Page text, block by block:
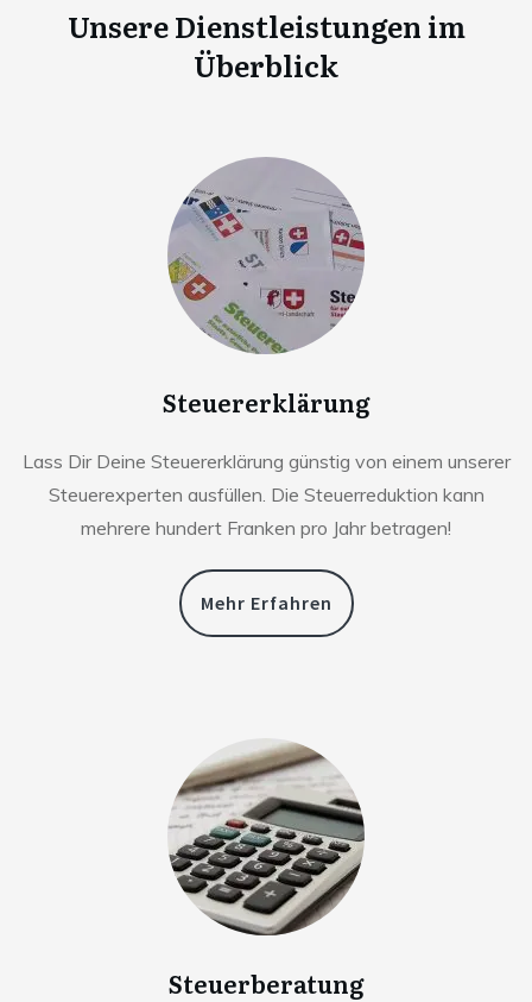
Unsere Dienstleistungen im
Überblick
Steuererklärung
Lass Dir Deine Steuererklärung günstig von einem unserer
Steuerexperten ausfüllen. Die Steuerreduktion kann
mehrere hundert Franken pro Jahr betragen!
Mehr Erfahren
Steuerberatung